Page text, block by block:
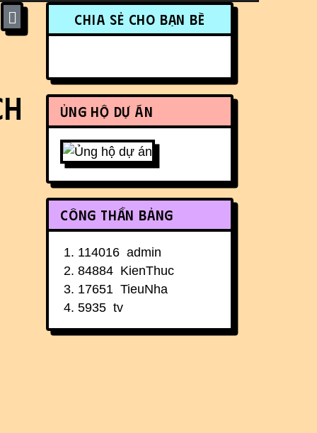
More content and
Chia sẻ cho bạn bè
Ủng hộ dự án
Công thần bảng
114016 admin
84884 KienThuc
17651 TieuNha
5935 tv